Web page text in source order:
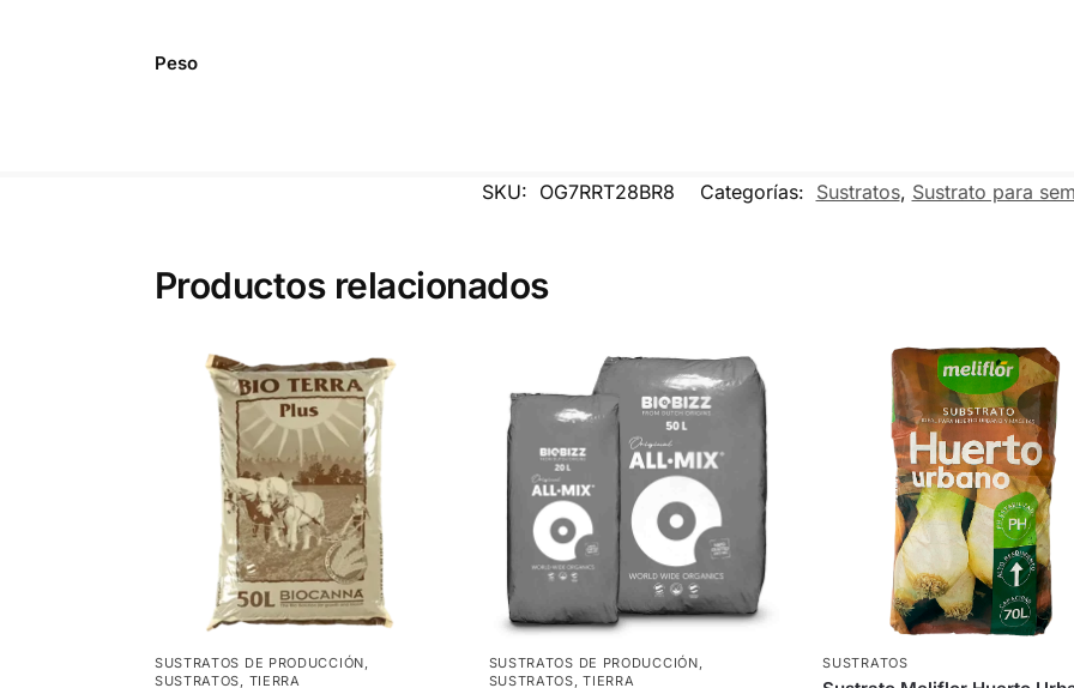
Peso
SKU: OG7RRT28BR8 Categorías: Sustratos, Sustrato para
Productos relacionados
SUSTRATOS DE PRODUCCIÓN
SUSTRATOS
TIERRA
SUSTRATOS DE PRODUCCIÓN
SUSTRATOS ,TIERRA
SUSTRATOS